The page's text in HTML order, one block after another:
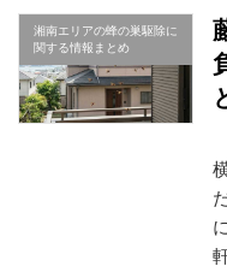
湘南エリアの蜂の巣駆除に
関する情報まとめ